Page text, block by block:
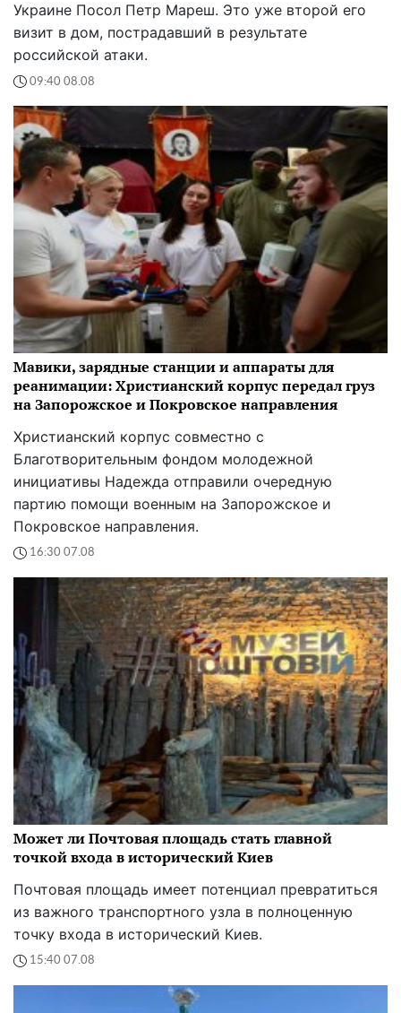
Украине Посол Петр Мареш. Это уже второй его
визит в дом, пострадавший в результате
российской атаки.
09:40 08.08
Мавики, зарядные станции и аппараты для
реанимации: Христианский корпус передал груз
на Запорожское и Покровское направления
Христианский корпус совместно с
Благотворительным фондом молодежной
инициативы Надежда отправили очередную
партию помощи военным на Запорожское и
Покровское направления.
16:30 07.08
Может ли Почтовая площадь стать главной
точкой входа в исторический Киев
Почтовая площадь имеет потенциал превратиться
из важного транспортного узла в полноценную
точку входа в исторический Киев.
15:40 07.08